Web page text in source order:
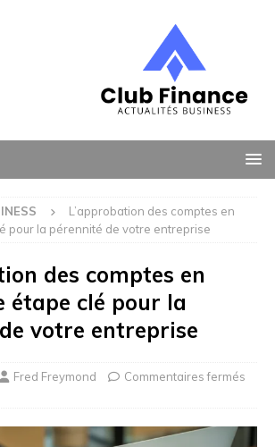
L’approbation des comptes en
pour la pérennité de votre entreprise
des comptes en
étape clé pour la
votre entreprise
Fred Freymond Commentaires fermés